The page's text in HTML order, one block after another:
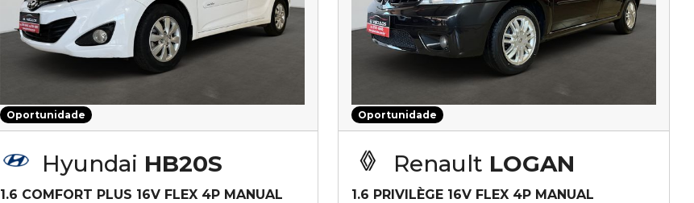
Oportunidade
Hyundai HB20S
1.6 COMFORT PLUS 16V FLEX 4P MANUAL
Oportunidade
Renault LOGAN
1.6 PRIVILÈGE 16V FLEX 4P MANUAL